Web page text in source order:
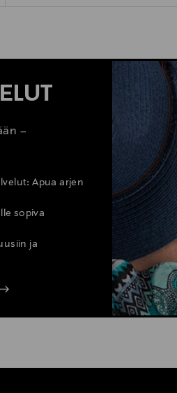
–
Apua arjen
sopiva
ja